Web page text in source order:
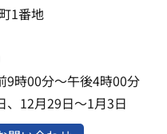
1番地
時00分～午後4時00分
、12月29日～1月3日